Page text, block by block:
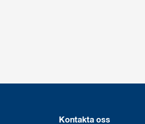
Kontakta oss